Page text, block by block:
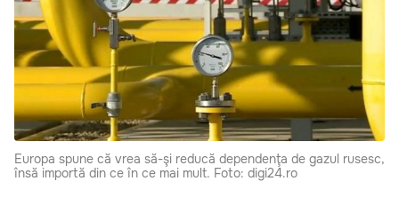
Europa spune că vrea să-şi reducă dependenţa de gazul rusesc,
însă importă din ce în ce mai mult. Foto: digi24.ro